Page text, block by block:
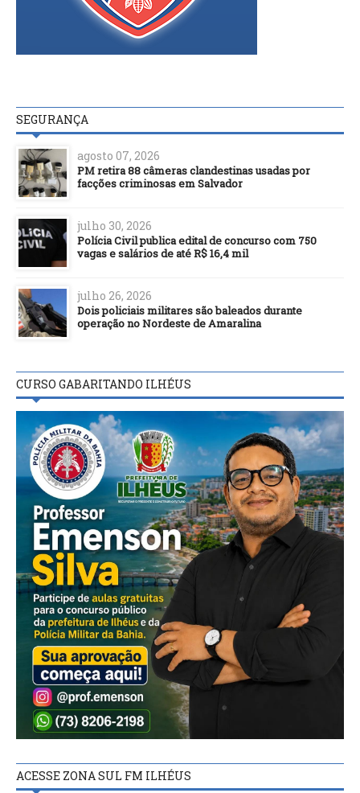
SEGURANÇA
agosto 07, 2026
PM retira 88 câmeras clandestinas usadas por
facções criminosas em Salvador
julho 30, 2026
Polícia Civil publica edital de concurso com 750
vagas e salários de até R$ 16,4 mil
julho 26, 2026
Dois policiais militares são baleados durante
operação no Nordeste de Amaralina
CURSO GABARITANDO ILHÉUS
ACESSE ZONA SUL FM ILHÉUS